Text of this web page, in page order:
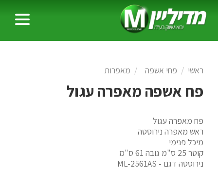
ראשי פחי אשפה מאפרות
פח אשפה מאפרה עגול
פח מאפרה עגול
ראש מאפרה נירוסטה
מיכל פנימי
קוטר 25 ס"מ גובה 61 ס"מ
נירוסטה דגם - ML-2561AS